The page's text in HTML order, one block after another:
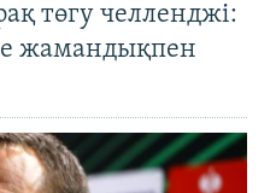
төгу челленджі:
жамандықпен